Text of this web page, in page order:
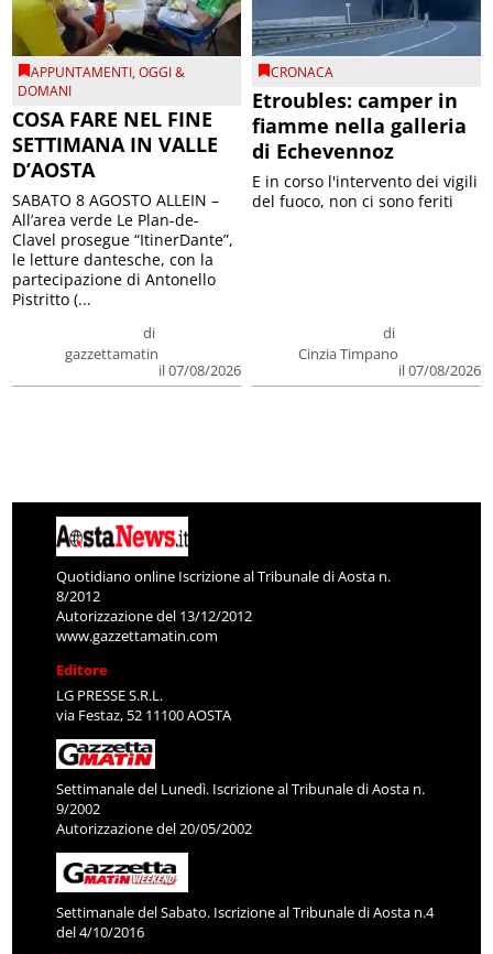
APPUNTAMENTI,OGGI &
DOMANI
COSA FARE NEL FINE
SETTIMANA IN VALLE
D’AOSTA
di
gazzettamatin
il 07/08/2026
SABATO 8 AGOSTO ALLEIN –
All’area verde Le Plan-de-
Clavel prosegue “ItinerDante”,
le letture dantesche, con la
partecipazione di Antonello
Pistritto (...
CRONACA
Etroubles: camper in
fiamme nella galleria
di Echevennoz
di
Cinzia Timpano
il 07/08/2026
E in corso l'intervento dei vigili
del fuoco, non ci sono feriti
Quotidiano online Iscrizione al Tribunale di Aosta n.
8/2012
Autorizzazione del 13/12/2012
www.gazzettamatin.com
Editore
LG PRESSE S.R.L.
via Festaz, 52 11100 AOSTA
Settimanale del Lunedì. Iscrizione al Tribunale di Aosta n.
9/2002
Autorizzazione del 20/05/2002
Settimanale del Sabato. Iscrizione al Tribunale di Aosta n.4
del 4/10/2016